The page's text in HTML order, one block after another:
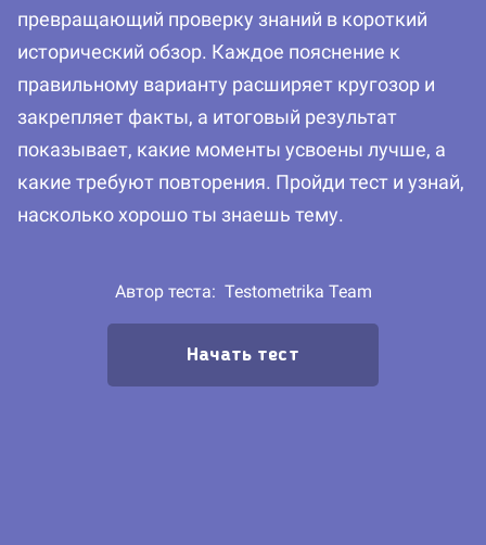
превращающий проверку знаний в короткий
исторический обзор. Каждое пояснение к
правильному варианту расширяет кругозор и
закрепляет факты, а итоговый результат
показывает, какие моменты усвоены лучше, а
какие требуют повторения. Пройди тест и узнай,
насколько хорошо ты знаешь тему.
Автор теста: Testometrika Team
Начать тест